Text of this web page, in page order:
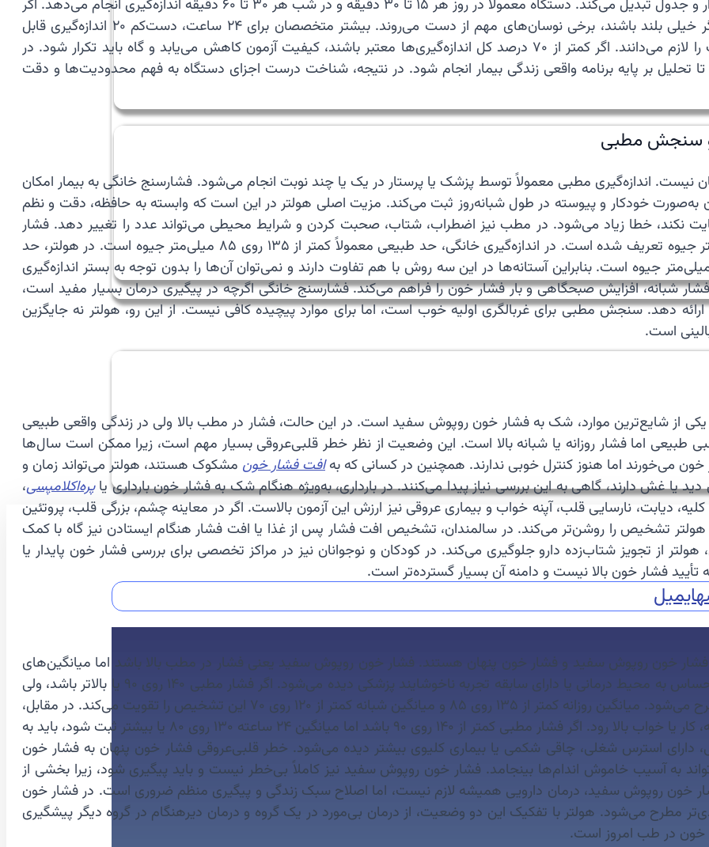
ایمیل
نرم‌افزار تحلیل است که پس از پایان ثبت، اطلاعات را به نمودار و جدول تبدیل می‌کند. دستگاه معمولاً در روز هر ۱۵ تا ۳۰ دقیقه و در شب هر ۳۰ تا ۶۰ دقیقه اندازه‌گیری انجام می‌دهد. اگر
فاصله‌ها خیلی کوتاه باشند، خواب بیمار مختل می‌شود و اگر خیلی بلند باشند، برخی نوسان‌های مهم از دست می‌روند. بیشتر متخصصان برای ۲۴ ساعت، دست‌کم ۲۰ اندازه‌گیری قابل
قبول در بیداری و دست‌کم ۷ اندازه‌گیری قابل قبول در خواب را لازم می‌دانند. اگر کمتر از ۷۰ درصد کل اندازه‌گیری‌ها معتبر باشند، کیفیت آزمون کاهش می‌یابد و گاه باید تکرار شود. در
تحلیل بر پایه برنامه واقعی زندگی بیمار انجام شود. در نتیجه، شناخت درست اجزای دستگاه به فهم محدودیت‌ها و دقت
و سنجش مطبی
اندازه‌گیری مطبی معمولاً توسط پزشک یا پرستار در یک یا چند نوبت انجام می‌شود. فشارسنج خانگی به بیمار امکان
خودکار و پیوسته در طول شبانه‌روز ثبت می‌کند. مزیت اصلی هولتر در این است که وابسته به حافظه، دقت و نظم
نکند، خطا زیاد می‌شود. در مطب نیز اضطراب، شتاب، صحبت کردن و شرایط محیطی می‌تواند عدد را تغییر دهد. فشار
مطبی طبیعی در بسیاری از منابع کمتر از ۱۴۰ روی ۹۰ میلی‌متر جیوه تعریف شده است. در اندازه‌گیری خانگی، حد طبیعی معمولاً کمتر از ۱۳۵ روی ۸۵ میلی‌متر جیوه است. در هولتر، حد
برای میانگین ۲۴ ساعته معمولاً کمتر از ۱۳۰ روی ۸۰ میلی‌متر جیوه است. بنابراین آستانه‌ها در این سه روش با هم تفاوت دارند و نمی‌توان آن‌ها را بدون توجه به بستر اندازه‌گیری
شبانه، افزایش صبحگاهی و بار فشار خون را فراهم می‌کند. فشارسنج خانگی اگرچه در پیگیری درمان بسیار مفید است،
دهد. سنجش مطبی برای غربالگری اولیه خوب است، اما برای موارد پیچیده کافی نیست. از این رو، هولتر نه جایگزین
است.
از شایع‌ترین موارد، شک به فشار خون روپوش سفید است. در این حالت، فشار در مطب بالا ولی در زندگی واقعی طبیعی
اما فشار روزانه یا شبانه بالا است. این وضعیت از نظر خطر قلبی‌عروقی بسیار مهم است، زیرا ممکن است سال‌ها
خون می‌خورند اما هنوز کنترل خوبی ندارند. همچنین در کسانی که بهافت فشار خون مشکوک هستند، هولتر می‌تواند زمان و
غش دارند، گاهی به این بررسی نیاز پیدا می‌کنند. در بارداری، به‌ویژه هنگام شک به فشار خون بارداری یاپره‌اکلامپسی،
دیابت، نارسایی قلب، آپنه خواب و بیماری عروقی نیز ارزش این آزمون بالاست. اگر در معاینه چشم، بزرگی قلب، پروتئین
هولتر تشخیص را روشن‌تر می‌کند. در سالمندان، تشخیص افت فشار پس از غذا یا افت فشار هنگام ایستادن نیز گاه با کمک
از تجویز شتاب‌زده دارو جلوگیری می‌کند. در کودکان و نوجوانان نیز در مراکز تخصصی برای بررسی فشار خون پایدار یا
به تأیید فشار خون بالا نیست و دامنه آن بسیار گسترده‌تر است.
خون روپوش سفید و فشار خون پنهان هستند. فشار خون روپوش سفید یعنی فشار در مطب بالا باشد اما میانگین‌های
هولتر طبیعی باشند. این وضعیت معمولاً در افراد مضطرب، حساس به محیط درمانی یا دارای سابقه تجربه ناخوشایند پزشکی دیده می‌شود. اگر فشار مطبی ۱۴۰ روی ۹۰ یا بالاتر باشد، ولی
میانگین ۲۴ ساعته کمتر از ۱۳۰ روی ۸۰ بماند، این احتمال مطرح می‌شود. میانگین روزانه کمتر از ۱۳۵ روی ۸۵ و میانگین شبانه کمتر از ۱۲۰ روی ۷۰ این تشخیص را تقویت می‌کند. در مقابل،
فشار خون پنهان یعنی فشار در مطب طبیعی باشد اما در خانه، کار یا خواب بالا رود. اگر فشار مطبی کمتر از ۱۴۰ روی ۹۰ باشد اما میانگین ۲۴ ساعته ۱۳۰ روی ۸۰ یا بیشتر ثبت شود، باید به
دارای استرس شغلی، چاقی شکمی یا بیماری کلیوی بیشتر دیده می‌شود. خطر قلبی‌عروقی فشار خون پنهان به فشار خون
به آسیب خاموش اندام‌ها بینجامد. فشار خون روپوش سفید نیز کاملاً بی‌خطر نیست و باید پیگیری شود، زیرا بخشی از
خون روپوش سفید، درمان دارویی همیشه لازم نیست، اما اصلاح سبک زندگی و پیگیری منظم ضروری است. در فشار خون
مطرح می‌شود. هولتر با تفکیک این دو وضعیت، از درمان بی‌مورد در یک گروه و درمان دیرهنگام در گروه دیگر پیشگیری
خون در طب امروز است.